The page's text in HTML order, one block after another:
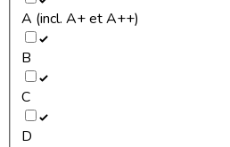
A (incl. A+ et A++)
B
C
D